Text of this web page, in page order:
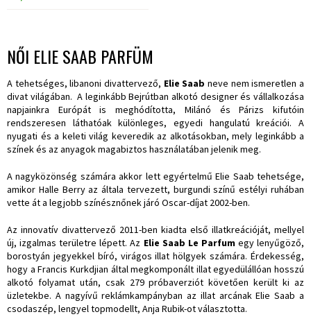
NŐI ELIE SAAB PARFÜM
A tehetséges, libanoni divattervező, Elie Saab neve nem ismeretlen a
divat világában. A leginkább Bejrútban alkotó designer és vállalkozása
napjainkra Európát is meghódította, Milánó és Párizs kifutóin
rendszeresen láthatóak különleges, egyedi hangulatú kreációi. A
nyugati és a keleti világ keveredik az alkotásokban, mely leginkább a
színek és az anyagok magabiztos használatában jelenik meg.
A nagyközönség számára akkor lett egyértelmű Elie Saab tehetsége,
amikor Halle Berry az általa tervezett, burgundi színű estélyi ruhában
vette át a legjobb színésznőnek járó Oscar-díjat 2002-ben.
Az innovatív divattervező 2011-ben kiadta első illatkreációját, mellyel
új, izgalmas területre lépett. Az Elie Saab Le Parfumegy lenyűgöző,
borostyán jegyekkel bíró, virágos illat hölgyek számára. Érdekesség,
hogy a Francis Kurkdjian által megkomponált illat egyedülállóan hosszú
alkotó folyamat után, csak 279 próbaverziót követően került ki az
üzletekbe. A nagyívű reklámkampányban az illat arcának Elie Saab a
csodaszép, lengyel topmodellt, Anja Rubik-ot választotta.